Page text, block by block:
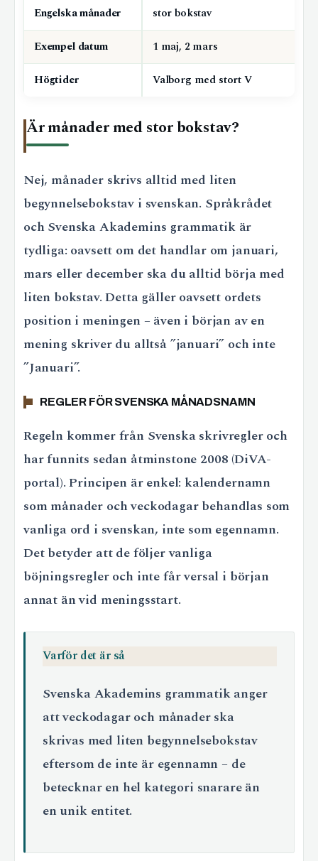
Engelska månader stor bokstav
Exempel datum 1 maj, 2 mars
Högtider Valborg med stort V
Är månader med stor bokstav?
Nej, månader skrivs alltid med liten
begynnelsebokstav i svenskan. Språkrådet
och Svenska Akademins grammatik är
tydliga: oavsett om det handlar om januari,
mars eller december ska du alltid börja med
liten bokstav. Detta gäller oavsett ordets
position i meningen – även i början av en
mening skriver du alltså ”januari” och inte
”Januari”.
REGLER FÖR SVENSKA MÅNADSNAMN
Regeln kommer från Svenska skrivregler och
har funnits sedan åtminstone 2008 (DiVA-
portal). Principen är enkel: kalendernamn
som månader och veckodagar behandlas som
vanliga ord i svenskan, inte som egennamn.
Det betyder att de följer vanliga
böjningsregler och inte får versal i början
annat än vid meningsstart.
Varför det är så
Svenska Akademins grammatik anger
att veckodagar och månader ska
skrivas med liten begynnelsebokstav
eftersom de inte är egennamn – de
betecknar en hel kategori snarare än
en unik entitet.